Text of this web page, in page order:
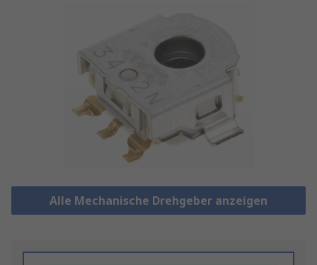
Alle Mechanische Drehgeber anzeigen